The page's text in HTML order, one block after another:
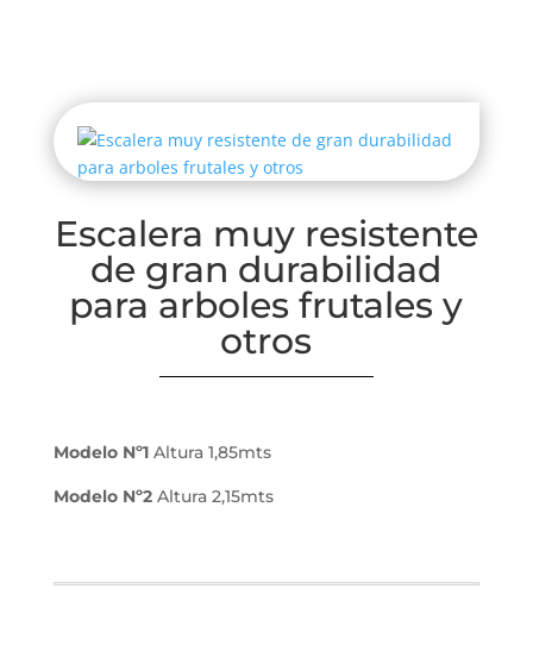
Escalera muy resistente
de gran durabilidad
para arboles frutales y
otros
Modelo Nº1Altura 1,85mts
Modelo Nº2Altura 2,15mts